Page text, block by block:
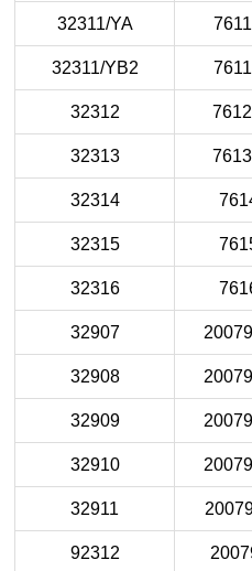
32311/YA
32311/YB2
32312
32313
32314
32315
32316
32907
32908
32909
32910
32911
92312